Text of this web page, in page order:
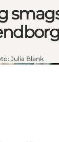
: Julia Blank